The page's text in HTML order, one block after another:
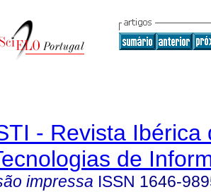
- Revista Ibérica
de
impressa ISSN 1646-